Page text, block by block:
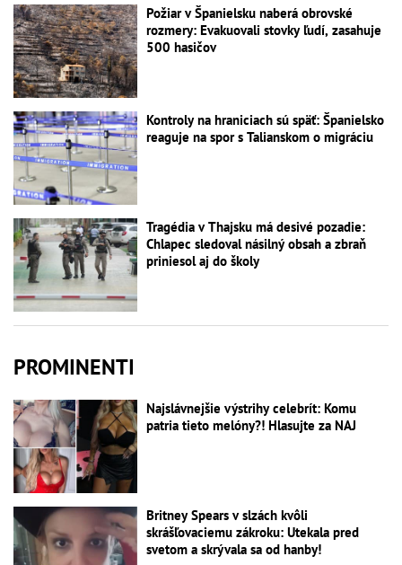
Požiar v Španielsku naberá obrovské
rozmery: Evakuovali stovky ľudí, zasahuje
500 hasičov
Kontroly na hraniciach sú späť: Španielsko
reaguje na spor s Talianskom o migráciu
Tragédia v Thajsku má desivé pozadie:
Chlapec sledoval násilný obsah a zbraň
priniesol aj do školy
PROMINENTI
Najslávnejšie výstrihy celebrít: Komu
patria tieto melóny?! Hlasujte za NAJ
Britney Spears v slzách kvôli
skrášľovaciemu zákroku: Utekala pred
svetom a skrývala sa od hanby!